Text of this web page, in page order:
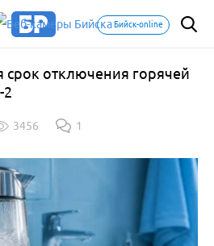
Бийск-online
срок отключения горячей
2
3456 1